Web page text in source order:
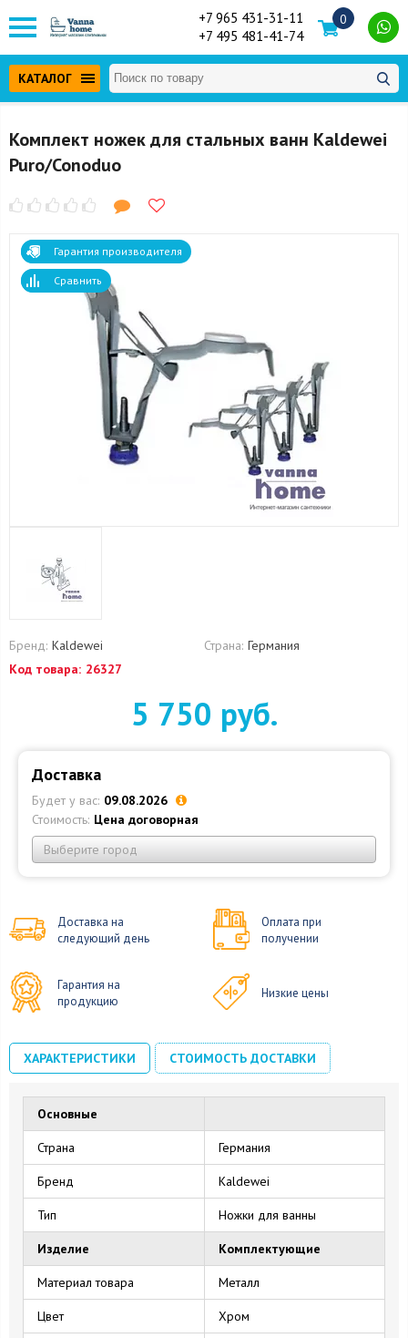
+7 965 431-31-11
+7 495 481-41-74
0
КАТАЛОГ
Комплект ножек для стальных ванн Kaldewei
Puro/Conoduo
Гарантия производителя
Сравнить
Бренд: Kaldewei Страна: Германия
Код товара: 26327
5 750 руб.
Доставка
Будет у вас: 09.08.2026
Стоимость: Цена договорная
Выберите город
Доставка на
следующий день
Оплата при
получении
Гарантия на
продукцию
Низкие цены
ХАРАКТЕРИСТИКИ СТОИМОСТЬ ДОСТАВКИ
Основные
Страна Германия
Бренд Kaldewei
Тип Ножки для ванны
Изделие Комплектующие
Материал товара Металл
Цвет Хром